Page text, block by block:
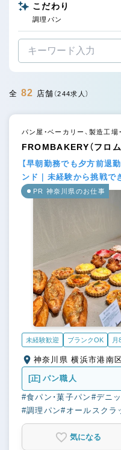
こだわり
調理パン
全 82 店舗 （244求人）
パン屋・ベーカリー、製造工場
FROMBAKERY（フロ
【早朝勤務でも夕方前退
ンド｜未経験から挑戦で
PR 神奈川県のお仕事
未経験歓迎 ブランクOK 月
[正] パン職人
#食パン・菓子パン #デニ
#調理パン#オールスクラ
気になる